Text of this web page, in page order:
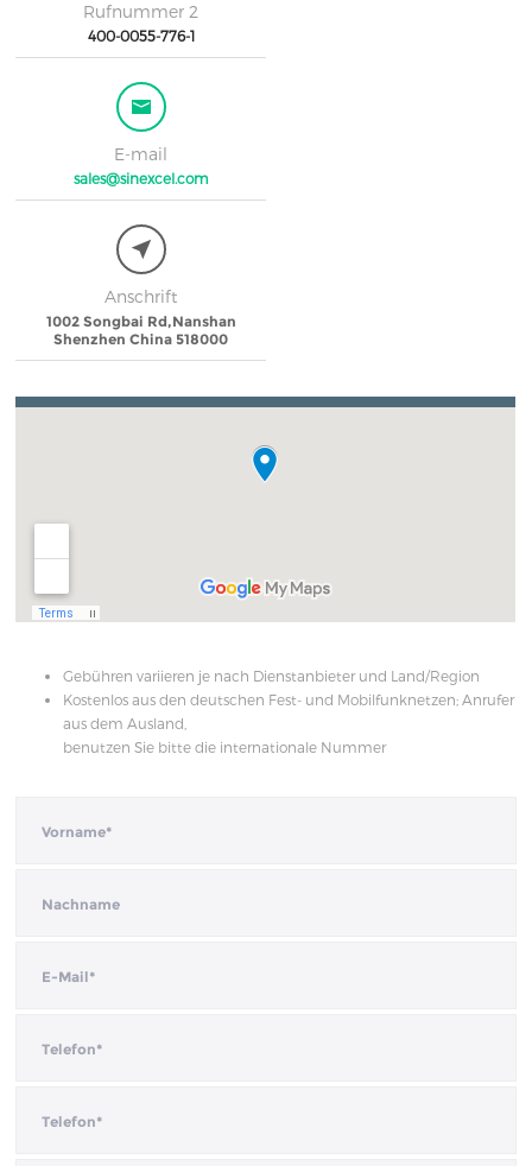
Rufnummer 2
400-0055-776-1
E-mail
sales@sinexcel.com
Anschrift
1002 Songbai Rd,Nanshan
Shenzhen China 518000
Gebühren variieren je nach Dienstanbieter und Land/Region
Kostenlos aus den deutschen Fest- und Mobilfunknetzen; Anrufer
aus dem Ausland,
benutzen Sie bitte die internationale Nummer